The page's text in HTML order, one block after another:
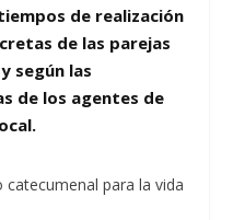
de realización
de las parejas
según las
de los agentes de
para la vida